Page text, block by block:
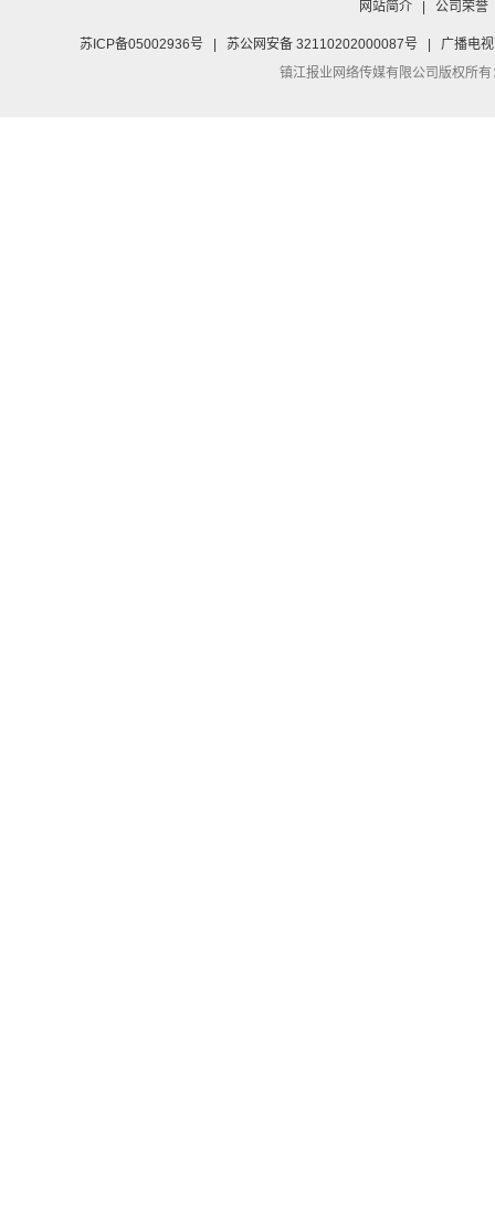
网站简介 公司荣誉
苏ICP备05002936号 苏公网安备 32110202000087号
广播电
镇江报业网络传媒有限公司版权所